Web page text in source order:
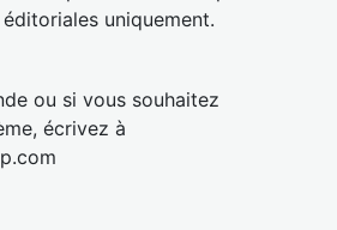
uniquement.
ou si vous souhaitez
écrivez à